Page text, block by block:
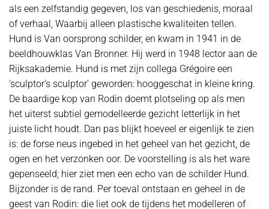
als een zelfstandig gegeven, los van geschiedenis, moraal
of verhaal, Waarbij alleen plastische kwaliteiten tellen.
Hund is Van oorsprong schilder, en kwam in 1941 in de
beeldhouwklas Van Bronner. Hij werd in 1948 lector aan de
Rijksakademie. Hund is met zijn collega Grégoire een
'sculptor's sculptor' geworden: hooggeschat in kleine kring.
De baardige kop van Rodin doemt plotseling op als men
het uiterst subtiel gemodelleerde gezicht letterlijk in het
juiste licht houdt. Dan pas blijkt hoeveel er eigenlijk te zien
is: de forse neus ingebed in het geheel van het gezicht, de
ogen en het verzonken oor. De voorstelling is als het ware
gepenseeld; hier ziet men een echo van de schilder Hund.
Bijzonder is de rand. Per toeval ontstaan en geheel in de
geest van Rodin: die liet ook de tijdens het modelleren of